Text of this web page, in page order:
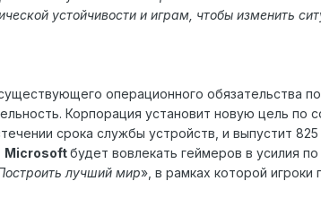
устойчивости и играм, чтобы изменить
операционного обязательства
Корпорация установит новую цель
срока службы устройств, и выпустит
Microsoftбудет вовлекать геймеров в усилия
лучший мир», в рамках которой